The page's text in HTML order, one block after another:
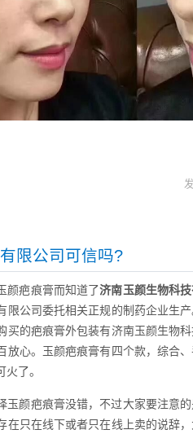
限公司可信吗?
颜疤痕膏而知道了济南玉颜生物科
限公司委托相关正规的制药企业生
买的疤痕膏外包装有济南玉颜生物
放心。玉颜疤痕膏有四个款，综合
了。
玉颜疤痕膏没错，不过大家要注意
在只在线下或者只在线上卖的说辞